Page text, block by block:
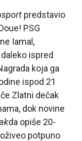
predstavio
PSG
Iamal,
ispred
koja ga
ispod 21
Zlatni dečak
dok novine
da opiše 20-
potpuno